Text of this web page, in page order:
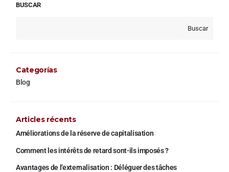
BUSCAR
Buscar
Categorías
Blog
Articles récents
Améliorations de la réserve de capitalisation
Comment les intérêts de retard sont-ils imposés ?
Avantages de l’externalisation : Déléguer des tâches